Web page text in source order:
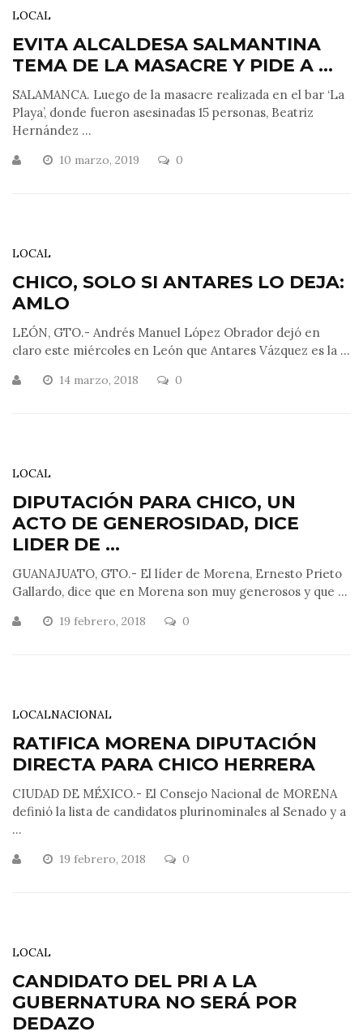
LOCAL
EVITA ALCALDESA SALMANTINA
TEMA DE LA MASACRE Y PIDE A ...
SALAMANCA. Luego de la masacre realizada en el bar ‘La
Playa’, donde fueron asesinadas 15 personas, Beatriz
Hernández ...
10 marzo, 2019 0
LOCAL
CHICO, SOLO SI ANTARES LO DEJA:
AMLO
LEÓN, GTO.- Andrés Manuel López Obrador dejó en
claro este miércoles en León que Antares Vázquez es la ...
14 marzo, 2018 0
LOCAL
DIPUTACIÓN PARA CHICO, UN
ACTO DE GENEROSIDAD, DICE
LIDER DE ...
GUANAJUATO, GTO.- El líder de Morena, Ernesto Prieto
Gallardo, dice que en Morena son muy generosos y que ...
19 febrero, 2018 0
LOCALNACIONAL
RATIFICA MORENA DIPUTACIÓN
DIRECTA PARA CHICO HERRERA
CIUDAD DE MÉXICO.- El Consejo Nacional de MORENA
definió la lista de candidatos plurinominales al Senado y a
...
19 febrero, 2018 0
LOCAL
CANDIDATO DEL PRI A LA
GUBERNATURA NO SERÁ POR
DEDAZO